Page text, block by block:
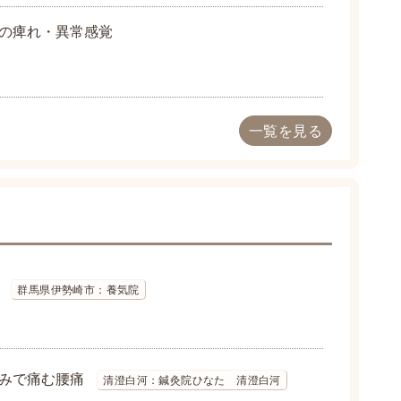
痺れ・異常感覚
一覧を見る
群馬県伊勢崎市：養気院
で痛む腰痛 清澄白河：鍼灸院ひなた 清澄白河